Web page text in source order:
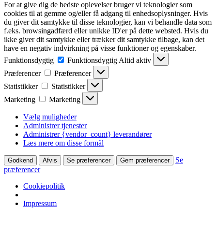
For at give dig de bedste oplevelser bruger vi teknologier som
cookies til at gemme og/eller få adgang til enhedsoplysninger. Hvis
du giver dit samtykke til disse teknologier, kan vi behandle data som
f.eks. browsingadfærd eller unikke ID'er på dette websted. Hvis du
ikke giver dit samtykke eller trækker dit samtykke tilbage, kan det
have en negativ indvirkning på visse funktioner og egenskaber.
Funktionsdygtig
Funktionsdygtig Altid aktiv
Præferencer
Præferencer
Statistikker
Statistikker
Marketing
Marketing
Vælg muligheder
Administrer tjenester
Administrer {vendor_count} leverandører
Læs mere om disse formål
Godkend Afvis Se præferencer Gem præferencer
Se
præferencer
Cookiepolitik
Impressum